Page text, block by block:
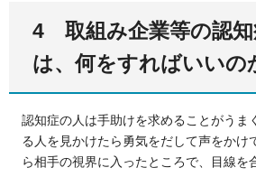
4 取組み企業等の認知
は、何をすればいいの
認知症の人は手助けを求めることがうま
る人を見かけたら勇気をだして声をかけ
ら相手の視界に入ったところで、目線を